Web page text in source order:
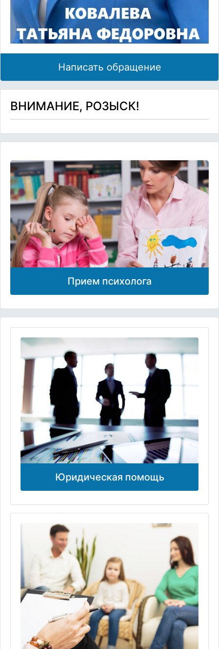
Написать обращение
ВНИМАНИЕ, РОЗЫСК!
Прием психолога
Юридическая помощь